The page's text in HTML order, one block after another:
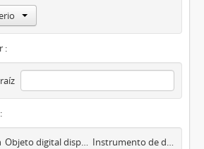
:
Objeto digital disponibles Instrumento de descripción